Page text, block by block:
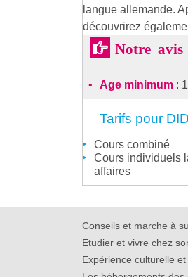
langue allemande.
découvrirez
Notre avis
Age minimum :
Tarifs pour DID
Cours combiné
Cours individuels
affaires
Conseils et marche à
Etudier et vivre chez
Expérience culturelle